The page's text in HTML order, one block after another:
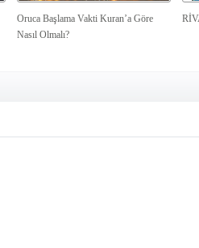
Oruca Başlama Vakti Kuran’a Göre
Nasıl Olmalı?